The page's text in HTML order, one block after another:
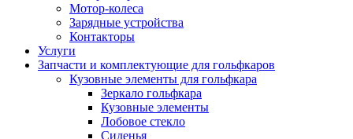
Мотор-колеса
Зарядные устройства
Контакторы
Услуги
Запчасти и комплектующие для гольфкаров
Кузовные элементы для гольфкара
Зеркало гольфкара
Кузовные элементы
Лобовое стекло
Сиденья